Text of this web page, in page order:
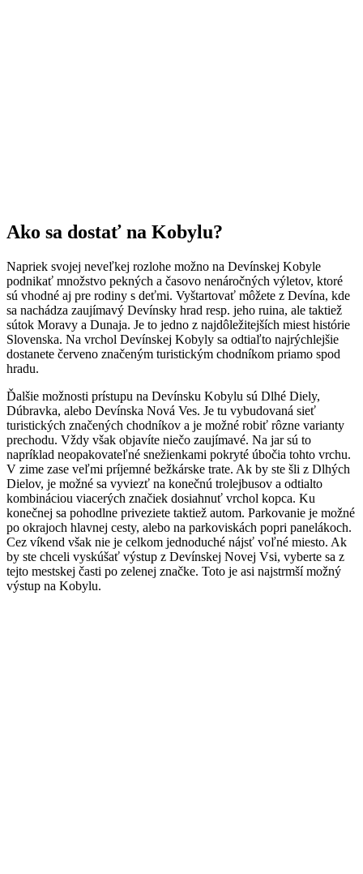
Ako sa dostať na Kobylu?
Napriek svojej neveľkej rozlohe možno na Devínskej Kobyle
podnikať množstvo pekných a časovo nenáročných výletov, ktoré
sú vhodné aj pre rodiny s deťmi. Vyštartovať môžete z Devína, kde
sa nachádza zaujímavý Devínsky hrad resp. jeho ruina, ale taktiež
sútok Moravy a Dunaja. Je to jedno z najdôležitejších miest histórie
Slovenska. Na vrchol Devínskej Kobyly sa odtiaľto najrýchlejšie
dostanete červeno značeným turistickým chodníkom priamo spod
hradu.
Ďalšie možnosti prístupu na Devínsku Kobylu sú Dlhé Diely,
Dúbravka, alebo Devínska Nová Ves. Je tu vybudovaná sieť
turistických značených chodníkov a je možné robiť rôzne varianty
prechodu. Vždy však objavíte niečo zaujímavé. Na jar sú to
napríklad neopakovateľné snežienkami pokryté úbočia tohto vrchu.
V zime zase veľmi príjemné bežkárske trate. Ak by ste šli z Dlhých
Dielov, je možné sa vyviezť na konečnú trolejbusov a odtialto
kombináciou viacerých značiek dosiahnuť vrchol kopca. Ku
konečnej sa pohodlne priveziete taktiež autom. Parkovanie je možné
po okrajoch hlavnej cesty, alebo na parkoviskách popri panelákoch.
Cez víkend však nie je celkom jednoduché nájsť voľné miesto. Ak
by ste chceli vyskúšať výstup z Devínskej Novej Vsi, vyberte sa z
tejto mestskej časti po zelenej značke. Toto je asi najstrmší možný
výstup na Kobylu.